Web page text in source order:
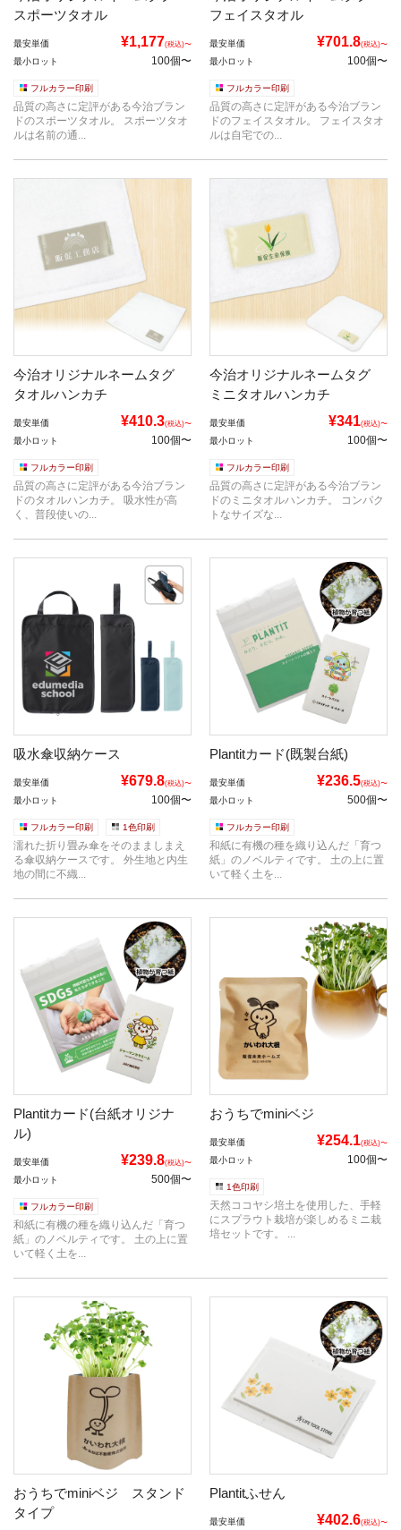
スポーツタオル
最安単価 ¥1,177(税込)〜
最小ロット 100個〜
フルカラー印刷
品質の高さに定評がある今治ブラン
ドのスポーツタオル。 スポーツタオ
ルは名前の通...
フェイスタオル
最安単価 ¥701.8(税込)〜
最小ロット 100個〜
フルカラー印刷
品質の高さに定評がある今治ブラン
ドのフェイスタオル。 フェイスタオ
ルは自宅での...
今治オリジナルネームタグ
タオルハンカチ
最安単価 ¥410.3(税込)〜
最小ロット 100個〜
フルカラー印刷
品質の高さに定評がある今治ブラン
ドのタオルハンカチ。 吸水性が高
く、普段使いの...
今治オリジナルネームタグ
ミニタオルハンカチ
最安単価 ¥341(税込)〜
最小ロット 100個〜
フルカラー印刷
品質の高さに定評がある今治ブラン
ドのミニタオルハンカチ。 コンパク
トなサイズな...
吸水傘収納ケース
最安単価 ¥679.8(税込)〜
最小ロット 100個〜
フルカラー印刷 1色印刷
濡れた折り畳み傘をそのまましまえ
る傘収納ケースです。 外生地と内生
地の間に不織...
Plantitカード(既製台紙)
最安単価 ¥236.5(税込)〜
最小ロット 500個〜
フルカラー印刷
和紙に有機の種を織り込んだ「育つ
紙」のノベルティです。 土の上に置
いて軽く土を...
Plantitカード(台紙オリジナ
ル)
最安単価 ¥239.8(税込)〜
最小ロット 500個〜
フルカラー印刷
和紙に有機の種を織り込んだ「育つ
紙」のノベルティです。 土の上に置
いて軽く土を...
おうちでminiベジ
最安単価 ¥254.1(税込)〜
最小ロット 100個〜
1色印刷
天然ココヤシ培土を使用した、手軽
にスプラウト栽培が楽しめるミニ栽
培セットです。 ...
おうちでminiベジ スタンド
タイプ
Plantitふせん
最安単価 ¥402.6(税込)〜